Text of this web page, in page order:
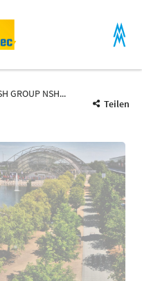
GROUP NSH...
Teilen